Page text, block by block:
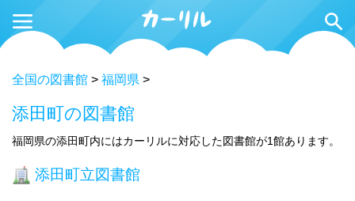
全国の図書館 > 福岡県 >
添田町の図書館
福岡県の添田町内にはカーリルに対応した図書館が1館あります。
添田町立図書館